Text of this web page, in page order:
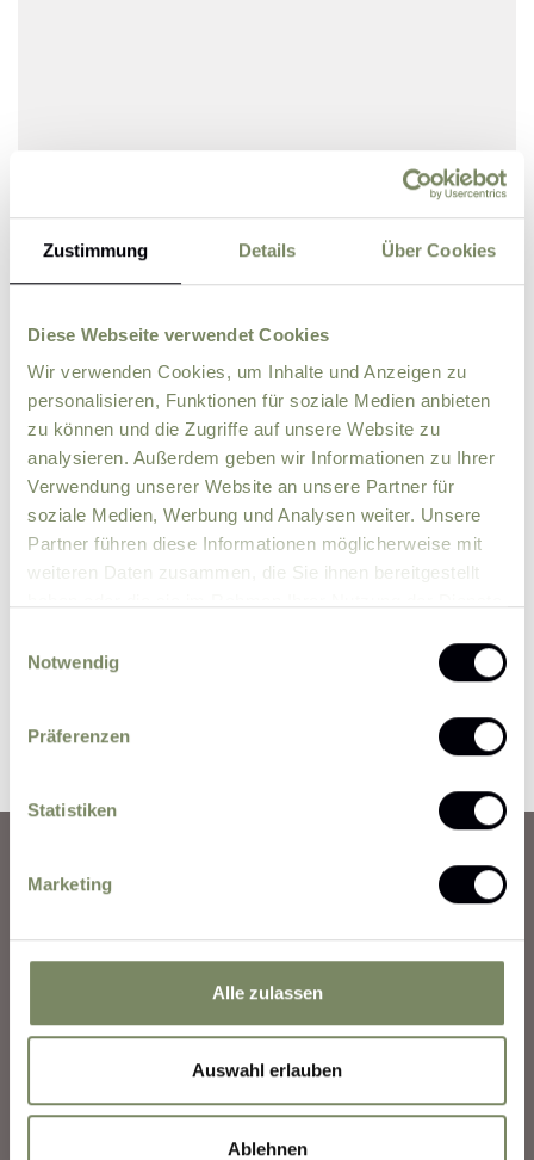
Zustimmung Details Über Cookies
Diese Webseite verwendet Cookies
Wir verwenden Cookies, um Inhalte und Anzeigen zu
personalisieren, Funktionen für soziale Medien anbieten
zu können und die Zugriffe auf unsere Website zu
analysieren. Außerdem geben wir Informationen zu Ihrer
Verwendung unserer Website an unsere Partner für
soziale Medien, Werbung und Analysen weiter. Unsere
Partner führen diese Informationen möglicherweise mit
weiteren Daten zusammen, die Sie ihnen bereitgestellt
Notwendig
Präferenzen
Statistiken
Marketing
Alle zulassen
Auswahl erlauben
Ablehnen
Please enter the correct result
Please send me news and information about
offers by e-mail.
I agree that the personal data entered by me
may be processed by the data protection officer
for the purpose of processing my enquiry on the
basis of the consent given by me by sending the
Booking Information
Call-Back Service